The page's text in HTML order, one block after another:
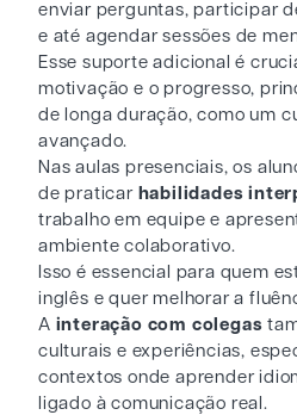
enviar perguntas, participar
e até agendar sessões de
Esse suporte adicional é
motivação e o progresso,
de longa duração, como um
avançado.
Nas aulas presenciais, os
de praticar habilidades
trabalho em equipe e
ambiente colaborativo.
Isso é essencial para quem
inglês e quer melhorar a
A interação com colegas
culturais e experiências,
contextos onde aprender
ligado à comunicação real.